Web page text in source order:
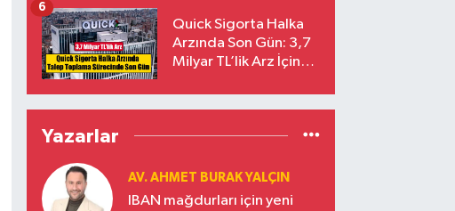
Quick Sigorta Halka
Arzında Son Gün: 3,7
Milyar TL’lik Arz İçin
Eriyor
6
Yazarlar
AV. AHMET BURAK YALÇIN
IBAN mağdurları için yeni